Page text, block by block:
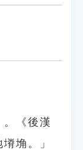
《後漢
埆。」